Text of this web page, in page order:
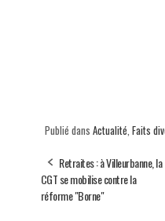
Publié dans Actualité Faits
Retraites : à Villeurbanne, la
CGT se mobilise contre la
réforme "Borne"